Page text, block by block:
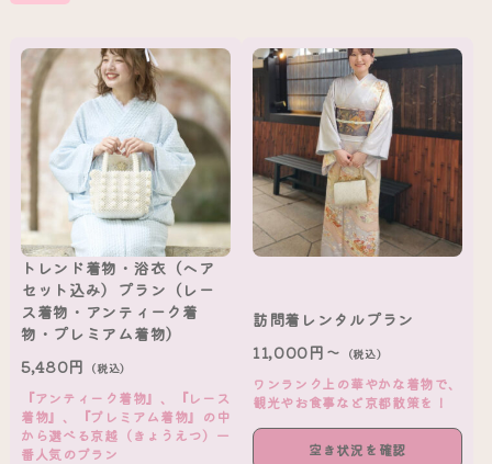
トレンド着物・浴衣（ヘア
セット込み）プラン（レー
ス着物・アンティーク着
物・プレミアム着物）
5,480円 （税込）
『アンティーク着物』、『レース
着物』、『プレミアム着物』の中
から選べる京越（きょうえつ）一
番人気のプラン
訪問着レンタルプラン
11,000円～ （税込）
ワンランク上の華やかな着物で、
観光やお食事など京都散策を！
空き状況を確認